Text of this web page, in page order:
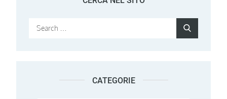
Search
CATEGORIE